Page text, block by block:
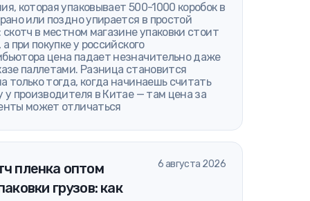
которая упаковывает 500-1000 коробок в
или поздно упирается в простой
скотч в местном магазине упаковки стоит
а при покупке у российского
цена падает незначительно даже
паллетами. Разница становится
только тогда, когда начинаешь считать
у производителя в Китае — там цена за
может отличаться
пленка оптом
грузов: как
6 августа 2026